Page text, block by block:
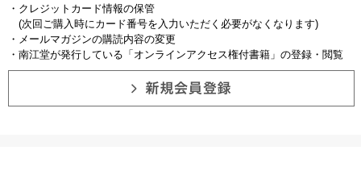
・クレジットカード情報の保管
(次回ご購入時にカード番号を入力いただく必要がなくなります)
・メールマガジンの購読内容の変更
・南江堂が発行している「オンラインアクセス権付書籍」の登録・閲覧